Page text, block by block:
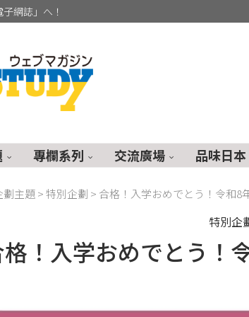
網誌」へ！
專欄系列 交流廣場 品味日本
劃主題>特別企劃 > 合格！入学おめでとう！令和8
特別企
！入学おめでとう！